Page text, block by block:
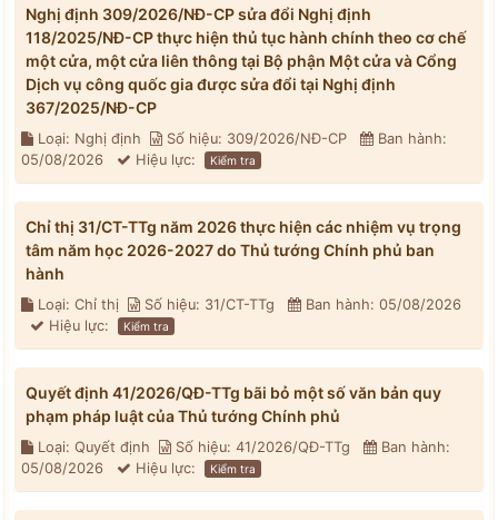
Nghị định 309/2026/NĐ-CP sửa đổi Nghị định
118/2025/NĐ-CP thực hiện thủ tục hành chính theo cơ chế
một cửa, một cửa liên thông tại Bộ phận Một cửa và Cổng
Dịch vụ công quốc gia được sửa đổi tại Nghị định
367/2025/NĐ-CP
Loại: Nghị định Số hiệu: 309/2026/NĐ-CP
Ban hành:
05/08/2026
Hiệu lực: Kiểm tra
Chỉ thị 31/CT-TTg năm 2026 thực hiện các nhiệm vụ trọng
tâm năm học 2026-2027 do Thủ tướng Chính phủ ban
hành
Loại: Chỉ thị Số hiệu: 31/CT-TTg
Ban hành: 05/08/2026
Hiệu lực:
Kiểm tra
Quyết định 41/2026/QĐ-TTg bãi bỏ một số văn bản quy
phạm pháp luật của Thủ tướng Chính phủ
Loại: Quyết định Số hiệu: 41/2026/QĐ-TTg
Ban hành:
05/08/2026
Hiệu lực: Kiểm tra